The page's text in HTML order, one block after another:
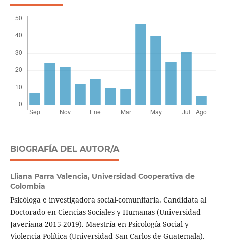
BIOGRAFÍA DEL AUTOR/A
Lliana Parra Valencia, Universidad Cooperativa de
Colombia
Psicóloga e investigadora social-comunitaria. Candidata al
Doctorado en Ciencias Sociales y Humanas (Universidad
Javeriana 2015-2019). Maestría en Psicología Social y
Violencia Política (Universidad San Carlos de Guatemala).